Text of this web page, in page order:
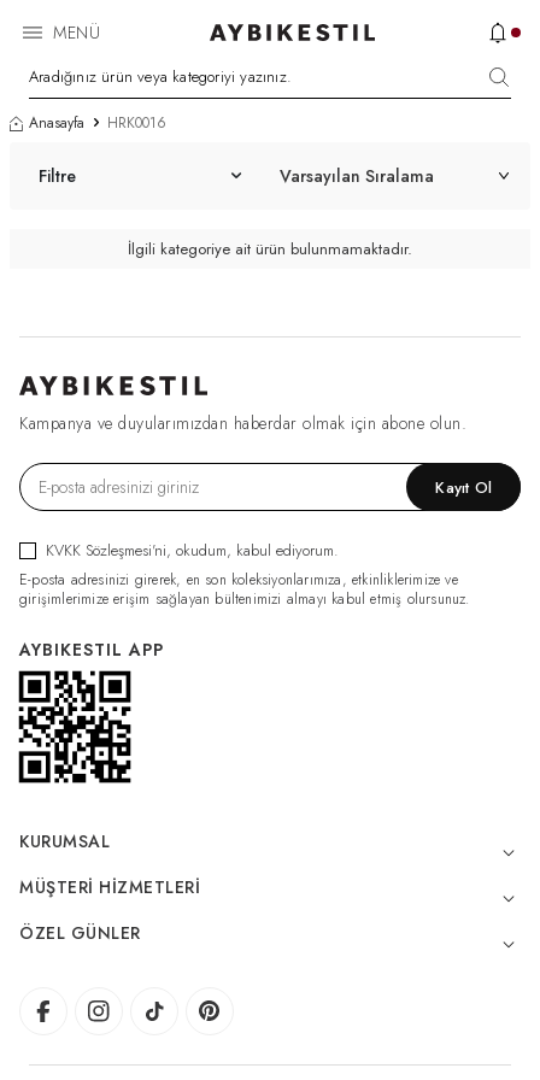
MENÜ
Anasayfa HRK0016
Filtre
İlgili kategoriye ait ürün bulunmamaktadır.
Kampanya ve duyularımızdan haberdar olmak için abone olun.
Kayıt Ol
KVKK Sözleşmesi'ni, okudum, kabul ediyorum.
E-posta adresinizi girerek, en son koleksiyonlarımıza, etkinliklerimize ve
girişimlerimize erişim sağlayan bültenimizi almayı kabul etmiş olursunuz.
AYBIKESTIL APP
KURUMSAL
MÜŞTERI HIZMETLERI
ÖZEL GÜNLER